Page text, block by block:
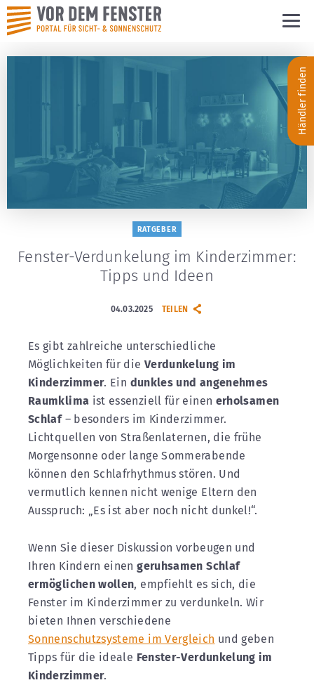
Händler finden
RATGEBER
Fenster-Verdunkelung im Kinderzimmer:
Tipps und Ideen
04.03.2025 TEILEN
Es gibt zahlreiche unterschiedliche
Möglichkeiten für die Verdunkelung im
Kinderzimmer. Ein dunkles und angenehmes
Raumklima ist essenziell für einen erholsamen
Schlaf– besonders im Kinderzimmer.
Lichtquellen von Straßenlaternen, die frühe
Morgensonne oder lange Sommerabende
können den Schlafrhythmus stören. Und
vermutlich kennen nicht wenige Eltern den
Ausspruch: „Es ist aber noch nicht dunkel!“.
Wenn Sie dieser Diskussion vorbeugen und
Ihren Kindern einengeruhsamen Schlaf
ermöglichen wollen, empfiehlt es sich, die
Fenster im Kinderzimmer zu verdunkeln. Wir
bieten Ihnen verschiedene
Sonnenschutzsysteme im Vergleich und geben
Tipps für die ideale Fenster-Verdunkelung im
Kinderzimmer.